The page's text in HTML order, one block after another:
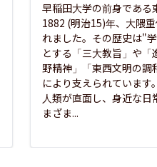
早稲田大学の前身である
1882 (明治15)年、大隈
れました。その歴史は"
とする「三大教旨」や「
野精神」「東西文明の調
により支えられています。
人類が直面し、身近な日
まざま...